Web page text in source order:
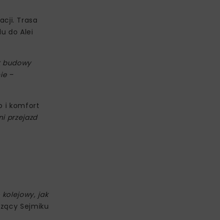
Trasa
do Alei
budowy
–
i komfort
przejazd
jak
Sejmiku